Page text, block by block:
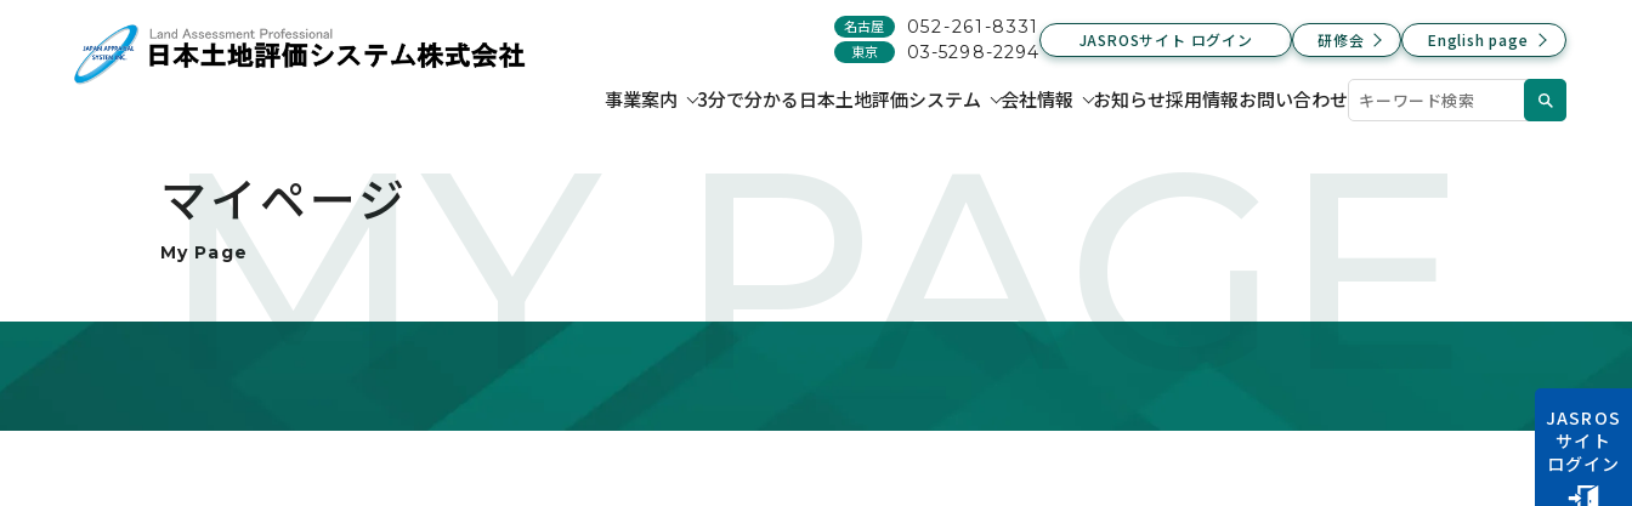
名古屋 052-261-8331
東京 03-5298-2294
JASROSサイト ログイン 研修会 English page
事業案内 3分で分かる日本土地評価システム 会社情報 お知らせ採用情報お問い合わせ
JASROS
サイト
ログイン
MY PAGE
マイページ
My Page